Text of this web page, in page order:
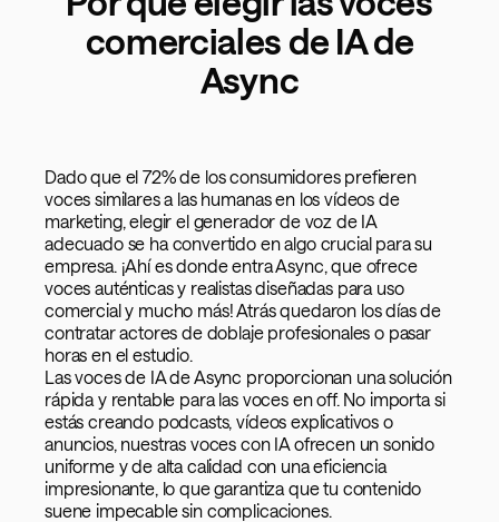
comerciales de IA de
Async
Dado que el 72% de los consumidores prefieren
voces similares a las humanas en los vídeos de
marketing, elegir el generador de voz de IA
adecuado se ha convertido en algo crucial para su
empresa. ¡Ahí es donde entra Async, que ofrece
voces auténticas y realistas diseñadas para uso
comercial y mucho más! Atrás quedaron los días de
contratar actores de doblaje profesionales o pasar
horas en el estudio.
Las voces de IA de Async proporcionan una solución
rápida y rentable para las voces en off. No importa si
estás creando podcasts, vídeos explicativos o
anuncios, nuestras voces con IA ofrecen un sonido
uniforme y de alta calidad con una eficiencia
impresionante, lo que garantiza que tu contenido
suene impecable sin complicaciones.